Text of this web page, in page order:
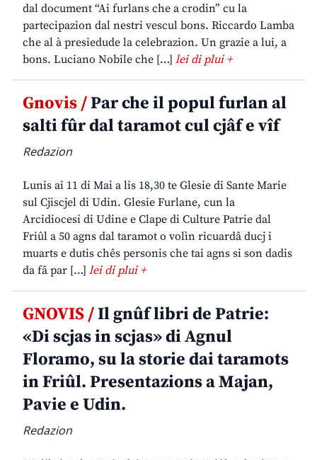
dal document “Ai furlans che a crodin” cu la
partecipazion dal nestri vescul bons. Riccardo Lamba
che al à presiedude la celebrazion. Un grazie a lui, a
bons. Luciano Nobile che […] lei di plui +
Gnovis /Par che il popul furlan al
salti fûr dal taramot cul cjâf e vîf
Redazion
Lunis ai 11 di Mai a lis 18,30 te Glesie di Sante Marie
sul Cjiscjel di Udin. Glesie Furlane, cun la
Arcidiocesi di Udine e Clape di Culture Patrie dal
Friûl a 50 agns dal taramot o volìn ricuardâ ducj i
muarts e dutis chês personis che tai agns si son dadis
da fâ par […] lei di plui +
GNOVIS /Il gnûf libri de Patrie:
«Di scjas in scjas» di Agnul
Floramo, su la storie dai taramots
in Friûl. Presentazions a Majan,
Pavie e Udin.
Redazion